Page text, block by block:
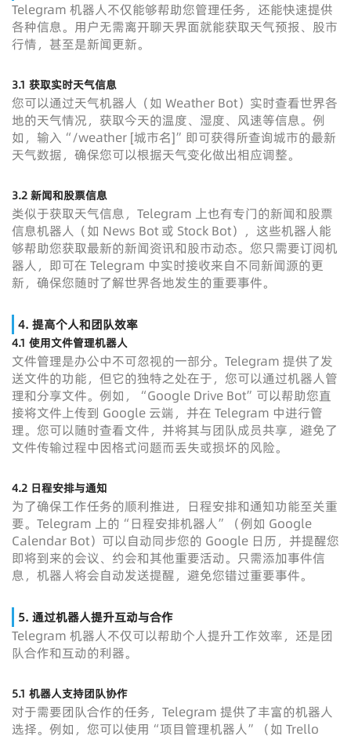
Telegram 机器人不仅能够帮助您管理任务，还能快速提供
各种信息。用户无需离开聊天界面就能获取天气预报、股市
行情，甚至是新闻更新。
3.1 获取实时天气信息
您可以通过天气机器人（如 Weather Bot）实时查看世界各
地的天气情况，获取今天的温度、湿度、风速等信息。例
如，输入“/weather [城市名]”即可获得所查询城市的最新
天气数据，确保您可以根据天气变化做出相应调整。
3.2 新闻和股票信息
类似于获取天气信息，Telegram 上也有专门的新闻和股票
信息机器人（如 News Bot 或 Stock Bot），这些机器人能
够帮助您获取最新的新闻资讯和股市动态。您只需要订阅机
器人，即可在 Telegram 中实时接收来自不同新闻源的更
新，确保您随时了解世界各地发生的重要事件。
4. 提高个人和团队效率
4.1 使用文件管理机器人
文件管理是办公中不可忽视的一部分。Telegram 提供了发
送文件的功能，但它的独特之处在于，您可以通过机器人管
理和分享文件。例如，“Google Drive Bot”可以帮助您直
接将文件上传到 Google 云端，并在 Telegram 中进行管
理。您可以随时查看文件，并将其与团队成员共享，避免了
文件传输过程中因格式问题而丢失或损坏的风险。
4.2 日程安排与通知
为了确保工作任务的顺利推进，日程安排和通知功能至关重
要。Telegram 上的“日程安排机器人”（例如 Google
Calendar Bot）可以自动同步您的 Google 日历，并提醒您
即将到来的会议、约会和其他重要活动。只需添加事件信
息，机器人将会自动发送提醒，避免您错过重要事件。
5. 通过机器人提升互动与合作
Telegram 机器人不仅可以帮助个人提升工作效率，还是团
队合作和互动的利器。
5.1 机器人支持团队协作
对于需要团队合作的任务，Telegram 提供了丰富的机器人
选择。例如，您可以使用“项目管理机器人”（如 Trello